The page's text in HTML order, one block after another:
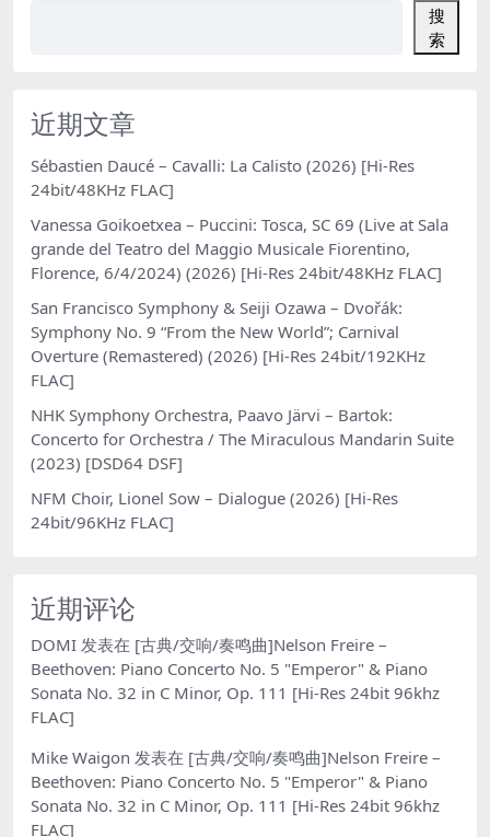
搜
索
近期文章
Sébastien Daucé – Cavalli: La Calisto (2026) [Hi-Res
24bit/48KHz FLAC]
Vanessa Goikoetxea – Puccini: Tosca, SC 69 (Live at Sala
grande del Teatro del Maggio Musicale Fiorentino,
Florence, 6/4/2024) (2026) [Hi-Res 24bit/48KHz FLAC]
San Francisco Symphony & Seiji Ozawa – Dvořák:
Symphony No. 9 “From the New World”; Carnival
Overture (Remastered) (2026) [Hi-Res 24bit/192KHz
FLAC]
NHK Symphony Orchestra, Paavo Järvi – Bartok:
Concerto for Orchestra / The Miraculous Mandarin Suite
(2023) [DSD64 DSF]
NFM Choir, Lionel Sow – Dialogue (2026) [Hi-Res
24bit/96KHz FLAC]
近期评论
DOMI 发表在 [古典/交响/奏鸣曲]Nelson Freire –
Beethoven: Piano Concerto No. 5 "Emperor" & Piano
Sonata No. 32 in C Minor, Op. 111 [Hi-Res 24bit 96khz
FLAC]
Mike Waigon 发表在 [古典/交响/奏鸣曲]Nelson Freire –
Beethoven: Piano Concerto No. 5 "Emperor" & Piano
Sonata No. 32 in C Minor, Op. 111 [Hi-Res 24bit 96khz
FLAC]